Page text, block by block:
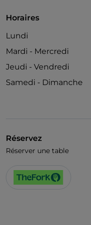
Horaires
Lundi
Mardi - Mercredi
Jeudi - Vendredi
Samedi - Dimanche
Réservez
Réserver une table